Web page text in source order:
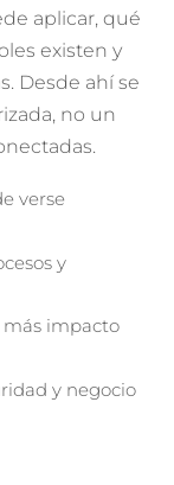
aplicar, qué
existen y
Desde ahí se
no un
verse
y
más impacto
y negocio